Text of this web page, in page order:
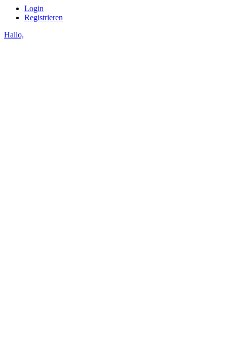
Login
Registrieren
Hallo,